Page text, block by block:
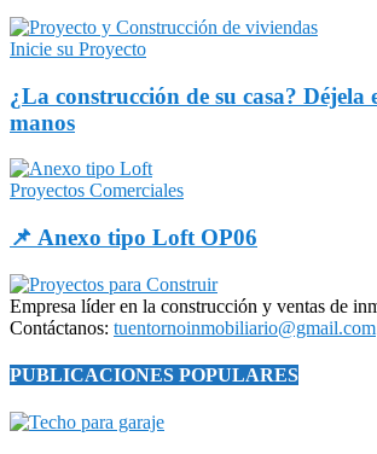
Inicie su Proyecto
¿La construcción de su casa? Déjela
manos
Proyectos Comerciales
📌 Anexo tipo Loft OP06
Empresa líder en la construcción y ventas de
Contáctanos: tuentornoinmobiliario@gmail.com
PUBLICACIONES POPULARES